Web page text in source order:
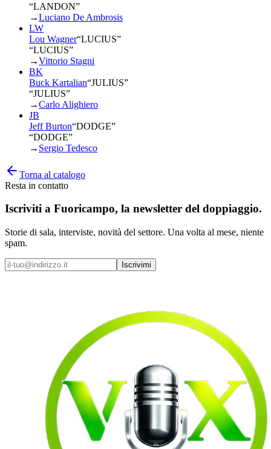
“LANDON”
→Luciano De Ambrosis
LW
Lou Wagner“LUCIUS”
“LUCIUS”
→Vittorio Stagni
BK
Buck Kartalian“JULIUS”
“JULIUS”
→Carlo Alighiero
JB
Jeff Burton“DODGE”
“DODGE”
→ Sergio Tedesco
Torna al catalogo
Resta in contatto
Iscriviti a Fuoricampo, la newsletter del doppiaggio.
Storie di sala, interviste, novità del settore. Una volta al mese, niente
spam.
Iscrivimi